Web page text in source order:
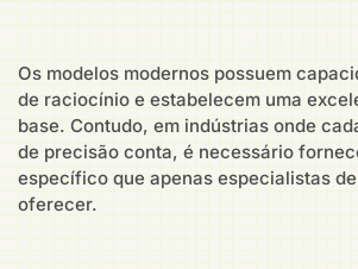
Os modelos modernos possuem
de raciocínio e estabelecem uma
base. Contudo, em indústrias onde
de precisão conta, é necessário
específico que apenas especialistas
oferecer.